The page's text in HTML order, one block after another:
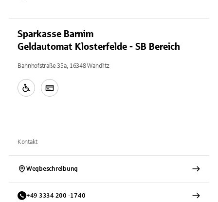
Sparkasse Barnim
Geldautomat Klosterfelde - SB Bereich
Bahnhofstraße 35a, 16348 Wandlitz
Kontakt
Wegbeschreibung
+49 3334 200 -1740